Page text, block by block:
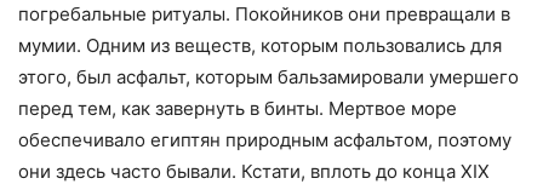
погребальные ритуалы. Покойников они превращали в
мумии. Одним из веществ, которым пользовались для
этого, был асфальт, которым бальзамировали умершего
перед тем, как завернуть в бинты. Мертвое море
обеспечивало египтян природным асфальтом, поэтому
они здесь часто бывали. Кстати, вплоть до конца XIX